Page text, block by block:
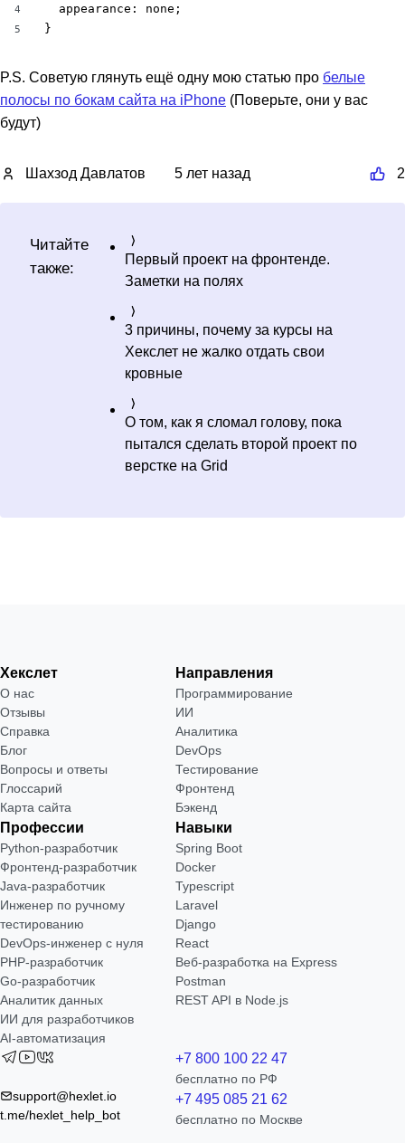
4
5
  appearance: none;
}
P.S. Советую глянуть ещё одну мою статью про белые
полосы по бокам сайта на iPhone (Поверьте, они у вас
будут)
Шахзод Давлатов 5 лет назад 2
Читайте
также:
Первый проект на фронтенде.
Заметки на полях
3 причины, почему за курсы на
Хекслет не жалко отдать свои
кровные
О том, как я сломал голову, пока
пытался сделать второй проект по
верстке на Grid
Хекслет
О нас
Отзывы
Справка
Блог
Вопросы и ответы
Глоссарий
Карта сайта
Направления
Программирование
ИИ
Аналитика
DevOps
Тестирование
Фронтенд
Бэкенд
Профессии
Python-разработчик
Фронтенд-разработчик
Java-разработчик
Инженер по ручному
тестированию
DevOps-инженер с нуля
РНР-разработчик
Go-разработчик
Аналитик данных
ИИ для разработчиков
AI-автоматизация
Навыки
Spring Boot
Docker
Typescript
Laravel
Django
React
Веб-разработка на Express
Postman
REST API в Node.js
support@hexlet.io
t.me/hexlet_help_bot
+7 800 100 22 47
бесплатно по РФ
+7 495 085 21 62
бесплатно по Москве